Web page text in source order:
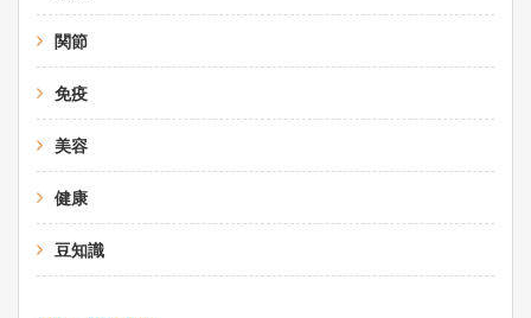
関節
免疫
美容
健康
豆知識